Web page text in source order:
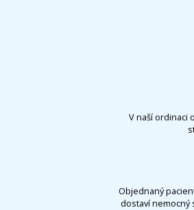
V naší ordinaci
Objednaný
dostaví nemocný